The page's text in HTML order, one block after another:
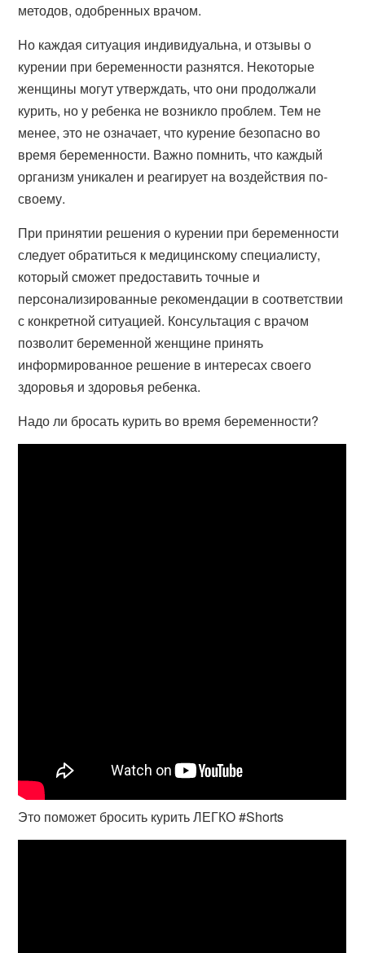
методов, одобренных врачом.
Но каждая ситуация индивидуальна, и отзывы о
курении при беременности разнятся. Некоторые
женщины могут утверждать, что они продолжали
курить, но у ребенка не возникло проблем. Тем не
менее, это не означает, что курение безопасно во
время беременности. Важно помнить, что каждый
организм уникален и реагирует на воздействия по-
своему.
При принятии решения о курении при беременности
следует обратиться к медицинскому специалисту,
который сможет предоставить точные и
персонализированные рекомендации в соответствии
с конкретной ситуацией. Консультация с врачом
позволит беременной женщине принять
информированное решение в интересах своего
здоровья и здоровья ребенка.
Надо ли бросать курить во время беременности?
Это поможет бросить курить ЛЕГКО #Shorts